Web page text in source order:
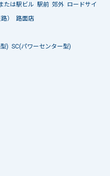
たは駅ビル 駅前 郊外 ロードサイ
）
路面店
) SC(パワーセンター型)